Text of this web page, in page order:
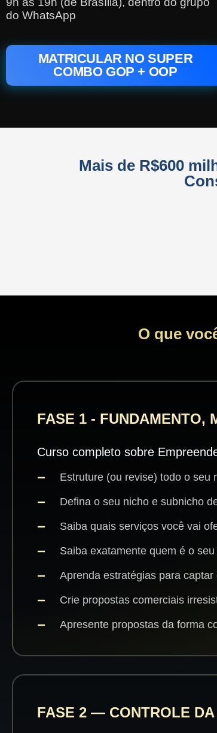
do WhatsApp
MATRICULAR NO SUPER
COMBO GOP + OOP
Mais de R$600
O que
FASE 1 - FUNDAMENTO,
Curso completo sobre
Estruture (ou revise) todo o seu
Defina o seu nicho e subnicho
Saiba quais serviços você vai
Saiba exatamente quem é o
Aprenda estratégias para captar
Crie propostas comerciais
Apresente propostas da forma
FASE 2 — CONTROLE